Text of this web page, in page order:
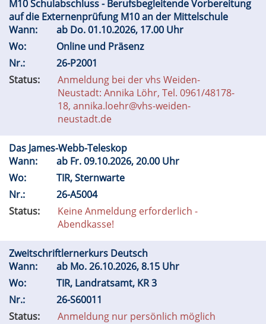
M10 Schulabschluss - Berufsbegleitende Vorbereitung
auf die Externenprüfung M10 an der Mittelschule
Wann:
ab Do.01.10.2026, 17.00 Uhr
Wo:
Online und Präsenz
Nr.:
26-P2001
Status:
Anmeldung bei der vhs Weiden-
Neustadt: Annika Löhr, Tel. 0961/48178-
18, annika.loehr@vhs-weiden-
neustadt.de
Das James-Webb-Teleskop
Wann:
ab Fr.09.10.2026, 20.00 Uhr
Wo:
TIR, Sternwarte
Nr.:
26-A5004
Status:
Keine Anmeldung erforderlich -
Abendkasse!
Zweitschriftlernerkurs Deutsch
Wann:
ab Mo.26.10.2026, 8.15 Uhr
Wo:
TIR, Landratsamt, KR 3
Nr.:
26-S60011
Status:
Anmeldung nur persönlich möglich